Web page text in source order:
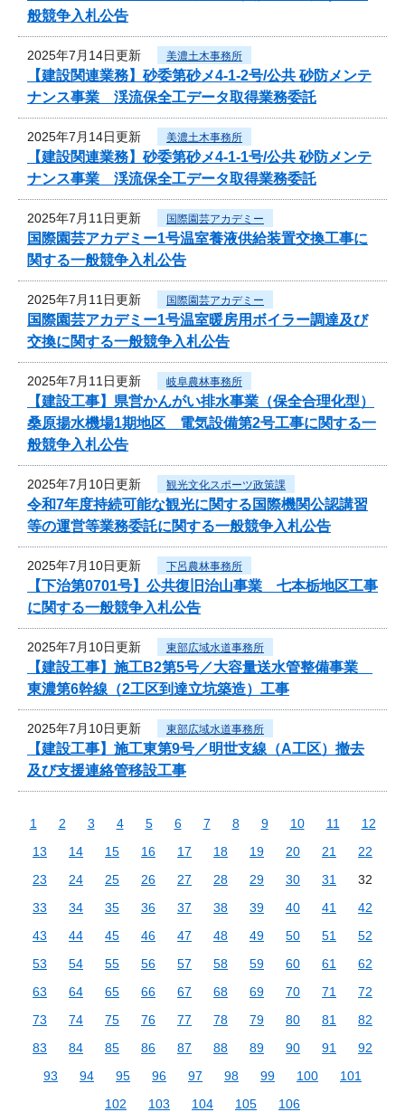
般競争入札公告
2025年7月14日更新 美濃土木事務所
【建設関連業務】砂委第砂メ4-1-2号/公共 砂防メンテ
ナンス事業 渓流保全工データ取得業務委託
2025年7月14日更新 美濃土木事務所
【建設関連業務】砂委第砂メ4-1-1号/公共 砂防メンテ
ナンス事業 渓流保全工データ取得業務委託
2025年7月11日更新 国際園芸アカデミー
国際園芸アカデミー1号温室養液供給装置交換工事に
関する一般競争入札公告
2025年7月11日更新 国際園芸アカデミー
国際園芸アカデミー1号温室暖房用ボイラー調達及び
交換に関する一般競争入札公告
2025年7月11日更新 岐阜農林事務所
【建設工事】県営かんがい排水事業（保全合理化型）
桑原揚水機場1期地区 電気設備第2号工事に関する一
般競争入札公告
2025年7月10日更新 観光文化スポーツ政策課
令和7年度持続可能な観光に関する国際機関公認講習
等の運営等業務委託に関する一般競争入札公告
2025年7月10日更新 下呂農林事務所
【下治第0701号】公共復旧治山事業 七本栃地区工事
に関する一般競争入札公告
2025年7月10日更新 東部広域水道事務所
【建設工事】施工B2第5号／大容量送水管整備事業
東濃第6幹線（2工区到達立坑築造）工事
2025年7月10日更新 東部広域水道事務所
【建設工事】施工東第9号／明世支線（A工区）撤去
及び支援連絡管移設工事
1 2 3 4 5 6 7 8 9 10 11
12
13
14 15 16 17 18 19 20 21
22
23
24 25 26 27 28 29 30 31
32
33
34 35 36 37 38 39 40 41
42
43
44 45 46 47 48 49 50 51
52
53
54 55 56 57 58 59 60 61
62
63
64 65 66 67 68 69 70 71
72
73
74 75 76 77 78 79 80 81
82
83
84 85 86 87 88 89 90 91
92
93
94 95 96 97 98 99 100
101
102
103 104 105 106